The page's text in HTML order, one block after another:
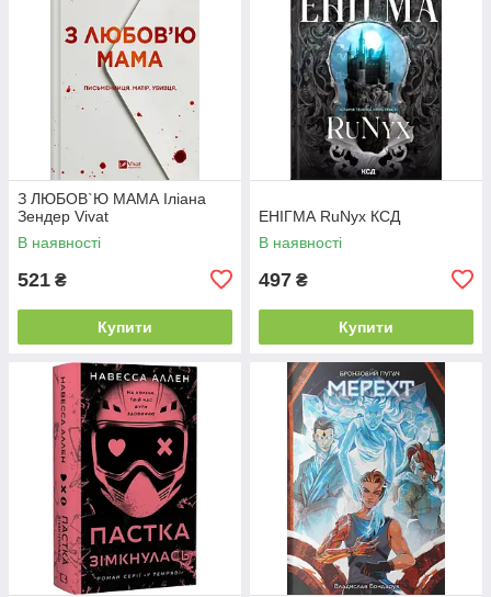
З ЛЮБОВ`Ю МАМА Іліана
Зендер Vivat
В наявності
521 ₴
Купити
ЕНІГМА RuNyx КСД
В наявності
497 ₴
Купити